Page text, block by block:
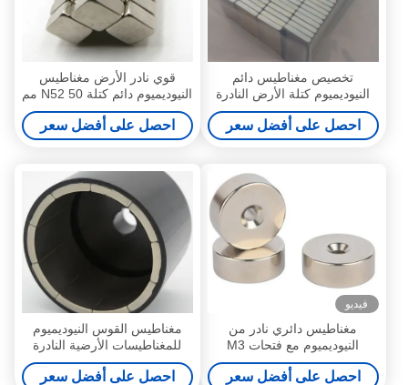
تخصيص مغناطيس دائم
النيوديميوم كتلة الأرض النادرة
للاستخدام الصناعي
احصل على أفضل سعر
قوي نادر الأرض مغناطيس
النيوديميوم دائم كتلة N52 50 مم
× 50 مم × 25 مم
احصل على أفضل سعر
فيديو
مغناطيس دائري نادر من
النيوديميوم مع فتحات M3
احصل على أفضل سعر
مغناطيس القوس النيوديميوم
للمغناطيسات الأرضية النادرة
الخطية ذات المحركات الخطية
احصل على أفضل سعر